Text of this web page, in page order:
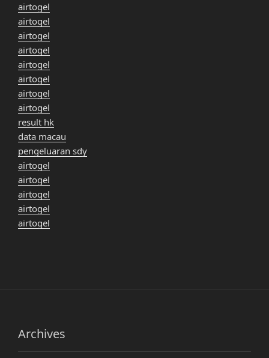
airtogel
airtogel
airtogel
airtogel
airtogel
airtogel
airtogel
airtogel
result hk
data macau
pengeluaran sdy
airtogel
airtogel
airtogel
airtogel
airtogel
Archives